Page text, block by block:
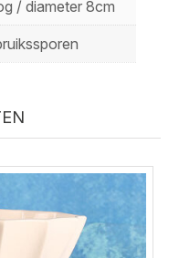
/ diameter 8cm